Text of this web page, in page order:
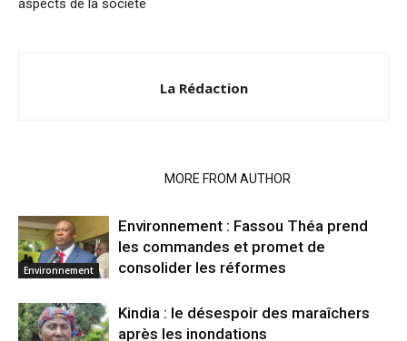
aspects de la société
La Rédaction
MORE FROM AUTHOR
Environnement
Environnement : Fassou Théa prend
les commandes et promet de
consolider les réformes
Kindia : le désespoir des maraîchers
après les inondations